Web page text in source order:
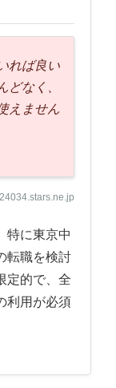
れば良い
どなく、
えません
特に東京中
転職を検討
定的で、全
利用が必須